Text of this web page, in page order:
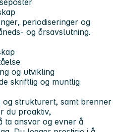
periodiseringer og
og årsavslutning.
og utvikling
skriftlig og muntlig
og strukturert, samt brenner
du proaktiv,
ta ansvar og evner å